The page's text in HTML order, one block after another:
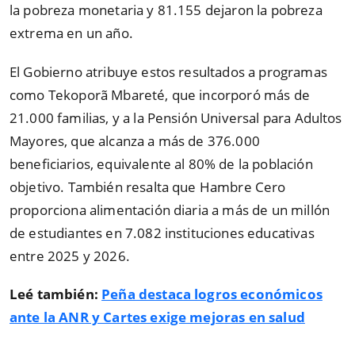
la pobreza monetaria y 81.155 dejaron la pobreza
extrema en un año.
El Gobierno atribuye estos resultados a programas
como Tekoporã Mbareté, que incorporó más de
21.000 familias, y a la Pensión Universal para Adultos
Mayores, que alcanza a más de 376.000
beneficiarios, equivalente al 80% de la población
objetivo. También resalta que Hambre Cero
proporciona alimentación diaria a más de un millón
de estudiantes en 7.082 instituciones educativas
entre 2025 y 2026.
Leé también: Peña destaca logros económicos
ante la ANR y Cartes exige mejoras en salud